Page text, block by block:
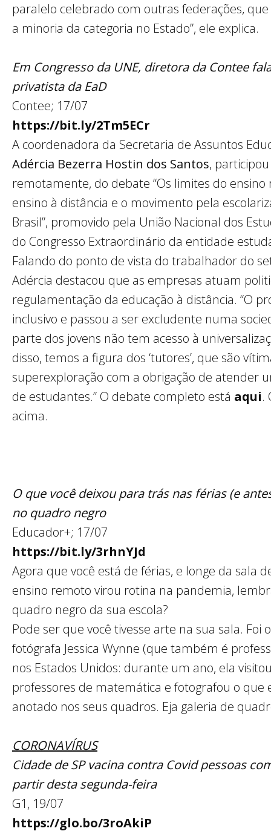
paralelo celebrado com outras federações,
a minoria da categoria no Estado”, ele explica.
Em Congresso da UNE, diretora da Contee
privatista da EaD
Contee; 17/07
https://bit.ly/2Tm5ECr
A coordenadora da Secretaria de Assuntos
Adércia Bezerra Hostin dos Santos,
remotamente, do debate “Os limites do
ensino à distância e o movimento pela
Brasil”, promovido pela União Nacional dos
do Congresso Extraordinário da entidade
Falando do ponto de vista do trabalhador do
Adércia destacou que as empresas atuam
regulamentação da educação à distância. “O
inclusivo e passou a ser excludente numa
parte dos jovens não tem acesso à
disso, temos a figura dos ‘tutores’, que são
superexploração com a obrigação de atender
de estudantes.” O debate completo está aqui.
acima.
O que você deixou para trás nas férias (e
no quadro negro
Educador+; 17/07
https://bit.ly/3rhnYJd
Agora que você está de férias, e longe da sala
ensino remoto virou rotina na pandemia,
quadro negro da sua escola?
Pode ser que você tivesse arte na sua sala. Foi
fotógrafa Jessica Wynne (que também é
nos Estados Unidos: durante um ano, ela
professores de matemática e fotografou o que
anotado nos seus quadros. Eja galeria de
CORONAVÍRUS
Cidade de SP vacina contra Covid pessoas
partir desta segunda-feira
G1, 19/07
https://glo.bo/3roAkiP